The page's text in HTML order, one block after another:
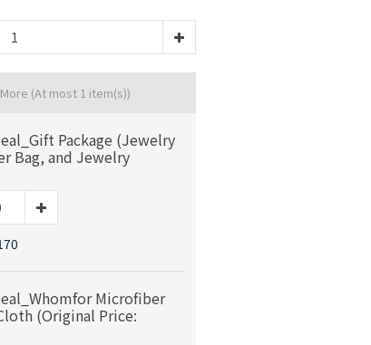
(At most 1 item(s))
Package (Jewelry
Bag, and Jewelry
Microfiber
(Original Price: